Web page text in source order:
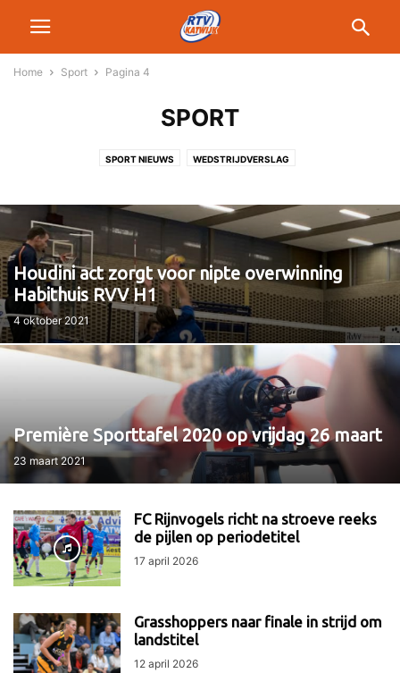
Home Sport Pagina 4
SPORT
SPORT NIEUWS WEDSTRIJDVERSLAG
Houdini act zorgt voor nipte overwinning
Habithuis RVV H1
4 oktober 2021
Première Sporttafel 2020 op vrijdag 26 maart
23 maart 2021
FC Rijnvogels richt na stroeve reeks
de pijlen op periodetitel
17 april 2026
Grasshoppers naar finale in strijd om
landstitel
12 april 2026